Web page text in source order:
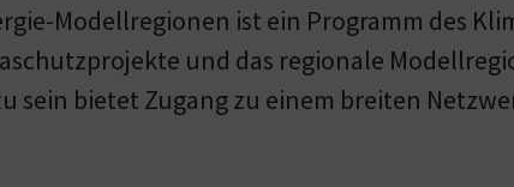
Modellregionen ist ein Programm des
und das regionale
sein bietet Zugang zu einem breiten